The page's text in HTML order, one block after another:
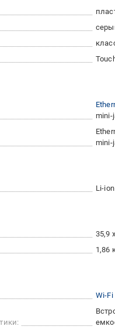
mini-
mini-
Li-ion
35,9
1,86
Wi-Fi